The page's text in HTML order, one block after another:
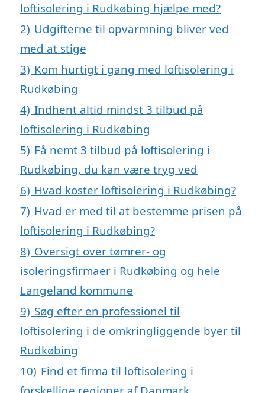
loftisolering i Rudkøbing hjælpe med?
2) Udgifterne til opvarmning bliver ved
med at stige
3) Kom hurtigt i gang med loftisolering i
Rudkøbing
4) Indhent altid mindst 3 tilbud på
loftisolering i Rudkøbing
5) Få nemt 3 tilbud på loftisolering i
Rudkøbing, du kan være tryg ved
6) Hvad koster loftisolering i Rudkøbing?
7) Hvad er med til at bestemme prisen på
loftisolering i Rudkøbing?
8) Oversigt over tømrer- og
isoleringsfirmaer i Rudkøbing og hele
Langeland kommune
9) Søg efter en professionel til
loftisolering i de omkringliggende byer til
Rudkøbing
10) Find et firma til loftisolering i